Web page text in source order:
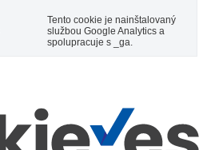
Tento cookie je nainštalovaný
službou Google Analytics a
spolupracuje s _ga.